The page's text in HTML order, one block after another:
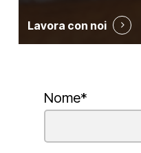
Lavora con noi
Nome*